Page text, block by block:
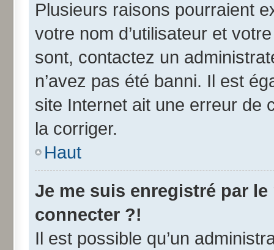
Plusieurs raisons pourraient
votre nom d’utilisateur et
sont, contactez un
n’avez pas été banni. Il est
site Internet ait une erreur de
la corriger.
Haut
Je me suis enregistré par
connecter ?!
Il est possible qu’un